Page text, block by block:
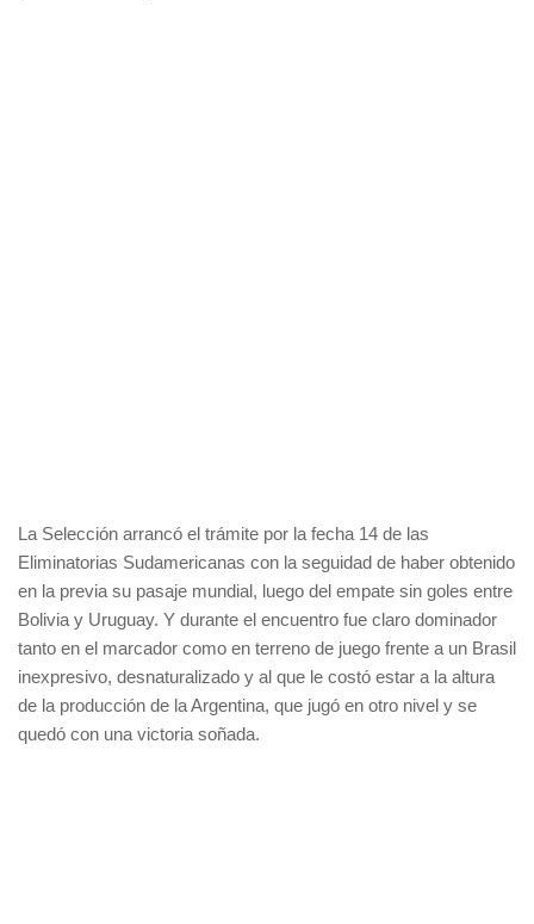
La Selección arrancó el trámite por la fecha 14 de las
Eliminatorias Sudamericanas con la seguidad de haber obtenido
en la previa su pasaje mundial, luego del empate sin goles entre
Bolivia y Uruguay. Y durante el encuentro fue claro dominador
tanto en el marcador como en terreno de juego frente a un Brasil
inexpresivo, desnaturalizado y al que le costó estar a la altura
de la producción de la Argentina, que jugó en otro nivel y se
quedó con una victoria soñada.